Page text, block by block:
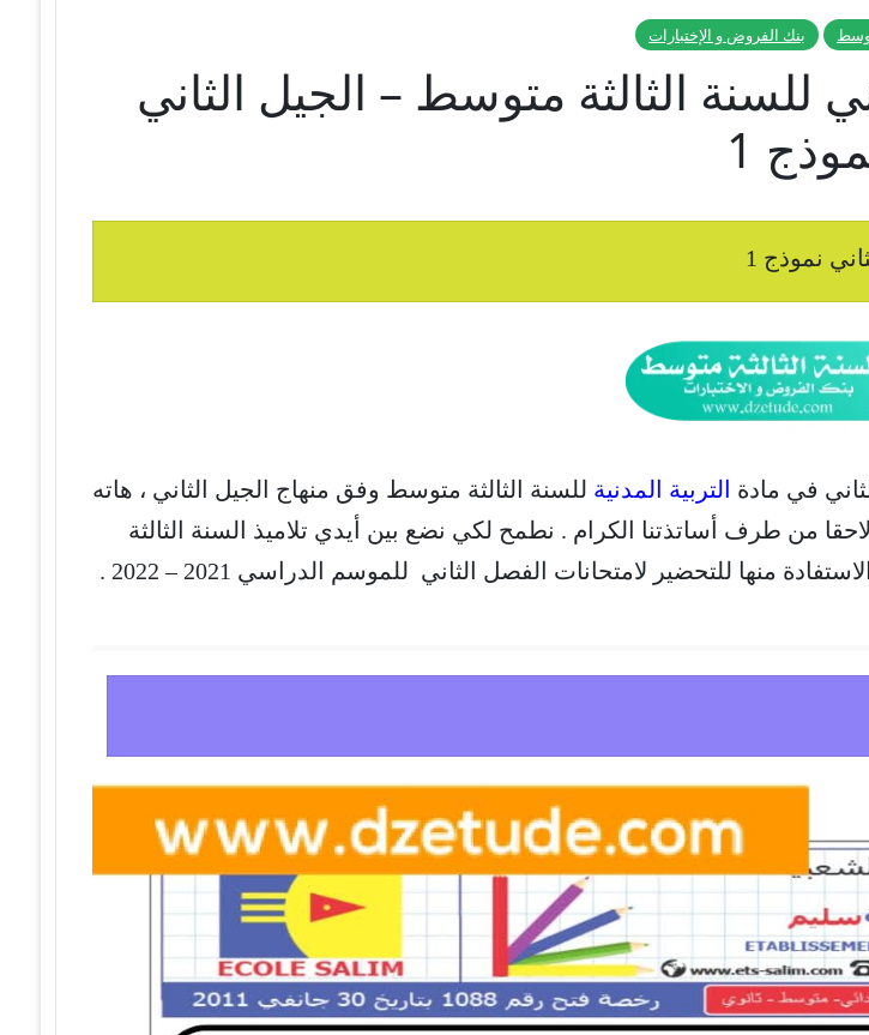
بنك الفروض و الإختبارات
للسنة الثالثة متوسط – الجيل الثاني
1
نموذج 1
في مادة التربية المدنية للسنة الثالثة متوسط وفق منهاج الجيل الثاني ، هاته
من طرف أساتذتنا الكرام . نطمح لكي نضع بين أيدي تلاميذ السنة الثالثة
منها للتحضير لامتحانات الفصل الثاني للموسم الدراسي 2021 – 2022 .